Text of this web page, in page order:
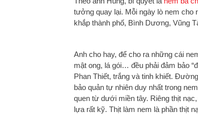
tưởng quay lại. Mỗi ngày lò nem cho
khắp thành phố, Bình Dương, Vũng
Anh cho hay, để cho ra những cái
mật ong, lá gói… đều phải đảm bảo
Phan Thiết, trắng và tinh khiết.
bảo quản tự nhiên duy nhất trong
quen từ dưới miền tây. Riêng thịt
lựa rất kỹ. Thịt làm nem là phần thịt